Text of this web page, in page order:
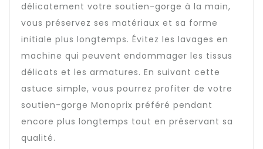
délicatement votre soutien-gorge à la main,
vous préservez ses matériaux et sa forme
initiale plus longtemps. Évitez les lavages en
machine qui peuvent endommager les tissus
délicats et les armatures. En suivant cette
astuce simple, vous pourrez profiter de votre
soutien-gorge Monoprix préféré pendant
encore plus longtemps tout en préservant sa
qualité.